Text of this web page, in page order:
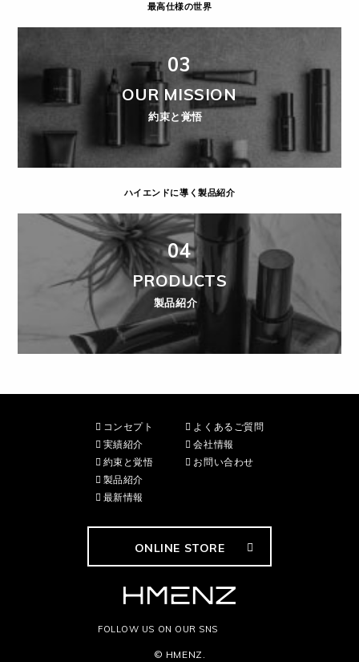
最高仕様の世界
03
OUR MISSION
約束と覚悟
ハイエンドに導く製品紹介
04
PRODUCTS
製品紹介
コンセプト
実績紹介
約束と覚悟
製品紹介
最新情報
よくあるご質問
会社情報
お問い合わせ
ONLINE STORE
FOLLOW US ON OUR SNS
© HMENZ.